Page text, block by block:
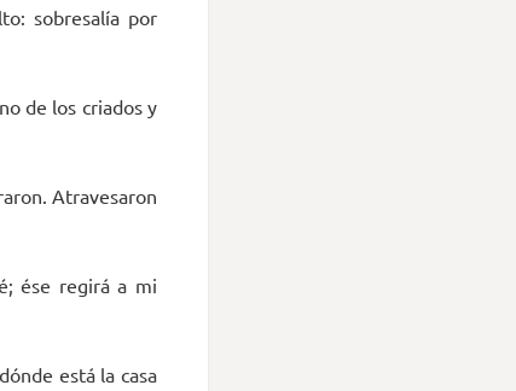
sobresalía por
de los criados y
Atravesaron
ése regirá a mi
está la casa